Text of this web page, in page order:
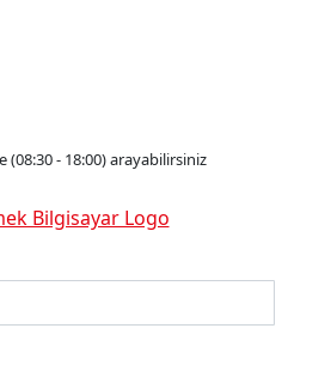
(08:30 - 18:00) arayabilirsiniz